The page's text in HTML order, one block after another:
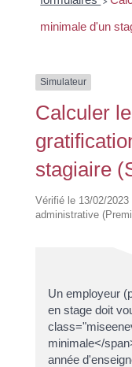
minimale d'un
Simulateur
Calculer
stagiaire
Vérifié le 13/02/
administrative
Un employeur
en stage doit
minimale</
année